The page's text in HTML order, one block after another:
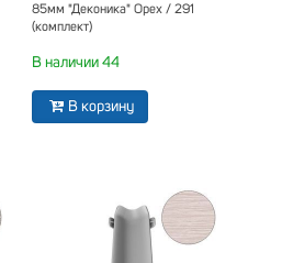
85мм "Деконика" Орех / 291
(комплект)
В наличии 44
В корзину